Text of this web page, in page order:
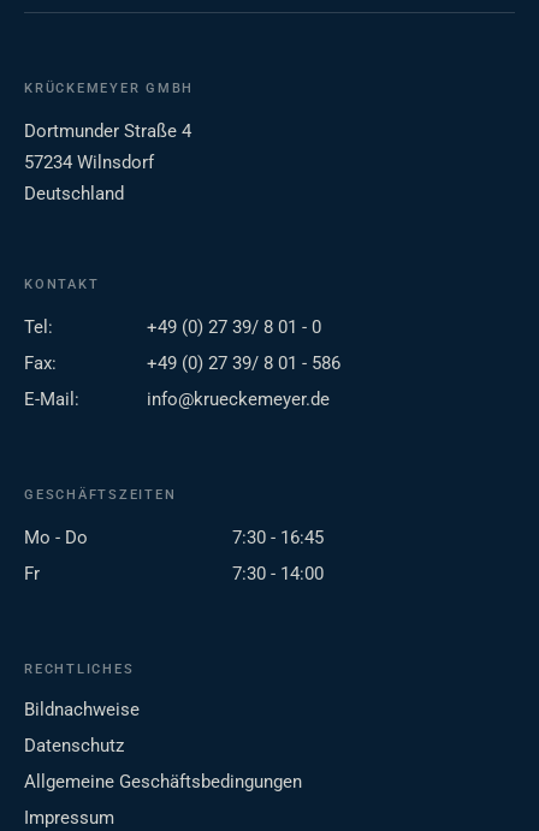
KRÜCKEMEYER GMBH
Dortmunder Straße 4
57234 Wilnsdorf
Deutschland
KONTAKT
Tel:
+49 (0) 27 39/ 8 01 - 0
Fax:
+49 (0) 27 39/ 8 01 - 586
E-Mail:
info@krueckemeyer.de
GESCHÄFTSZEITEN
Mo - Do
7:30 - 16:45
Fr
7:30 - 14:00
RECHTLICHES
Bildnachweise
Datenschutz
Allgemeine Geschäftsbedingungen
Impressum